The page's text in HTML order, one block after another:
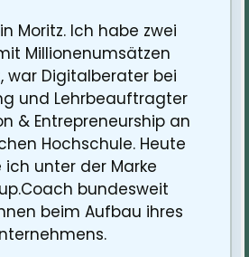
Moritz. Ich habe zwei
Millionenumsätzen
war Digitalberater bei
und Lehrbeauftragter
& Entrepreneurship an
Hochschule. Heute
unter der Marke
bundesweit
beim Aufbau ihres